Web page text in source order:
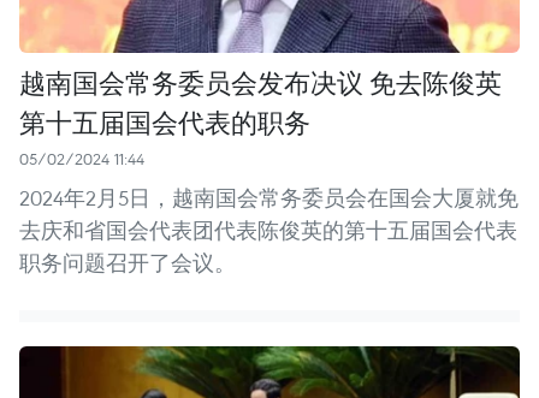
越南国会常务委员会发布决议 免去陈俊英
第十五届国会代表的职务
05/02/2024 11:44
2024年2月5日，越南国会常务委员会在国会大厦就免
去庆和省国会代表团代表陈俊英的第十五届国会代表
职务问题召开了会议。